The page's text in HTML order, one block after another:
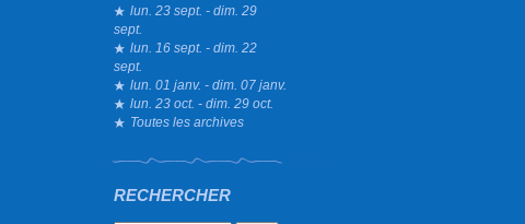
lun. 23 sept. - dim. 29
sept.
lun. 16 sept. - dim. 22
sept.
lun. 01 janv. - dim. 07 janv.
lun. 23 oct. - dim. 29 oct.
Toutes les archives
RECHERCHER